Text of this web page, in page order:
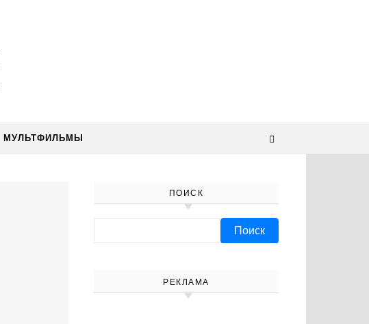
МУЛЬТФИЛЬМЫ
ПОИСК
РЕКЛАМА